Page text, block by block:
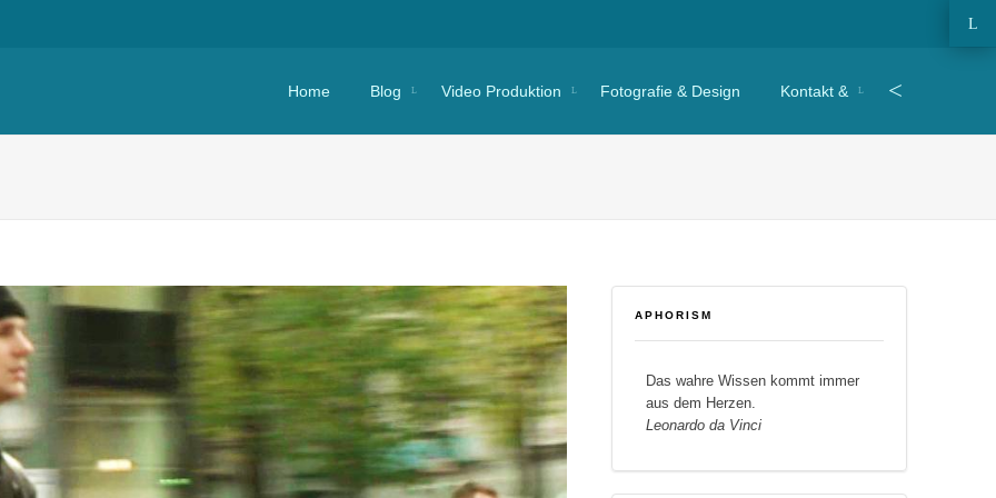
Home
Blog Video Produktion Fotografie & Design Kontakt &
APHORISM
Das wahre Wissen kommt immer
aus dem Herzen.
Leonardo da Vinci